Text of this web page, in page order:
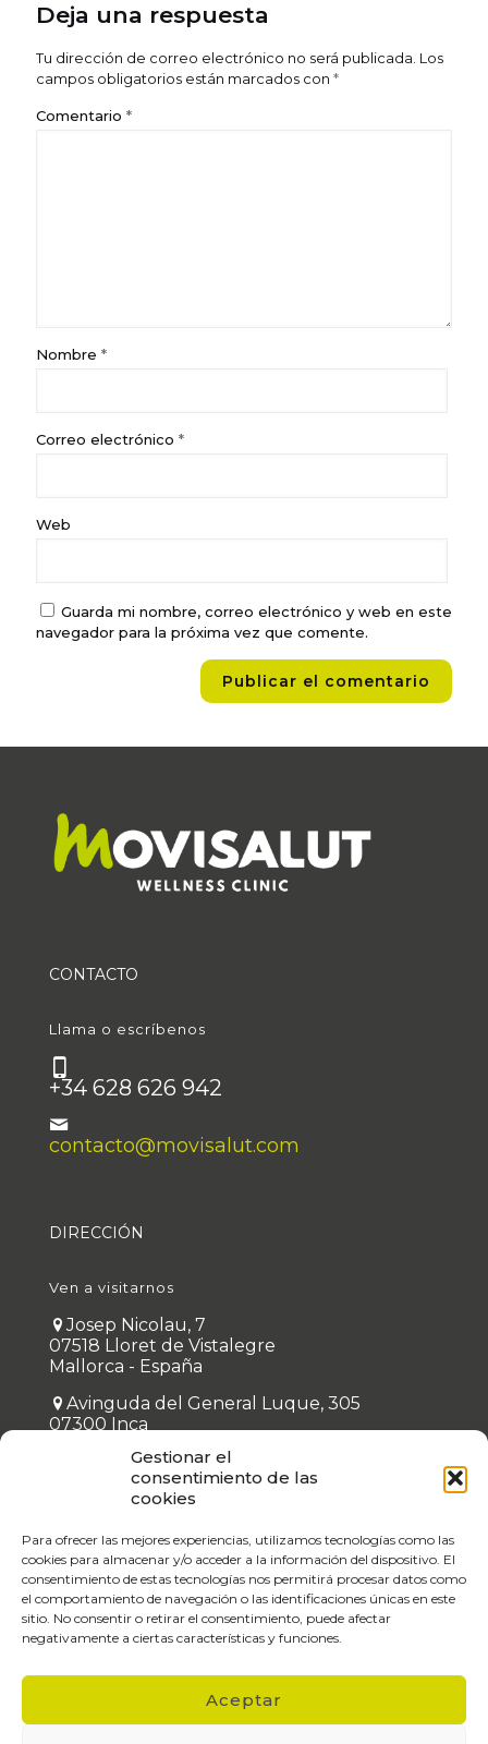
Gestionar el
consentimiento de las
cookies
Para ofrecer las mejores experiencias, utilizamos tecnologías como las
cookies para almacenar y/o acceder a la información del dispositivo. El
consentimiento de estas tecnologías nos permitirá procesar datos como
el comportamiento de navegación o las identificaciones únicas en este
sitio. No consentir o retirar el consentimiento, puede afectar
negativamente a ciertas características y funciones.
Aceptar
Deja una respuesta
Tu dirección de correo electrónico no será publicada. Los
campos obligatorios están marcados con *
Comentario *
Nombre *
Correo electrónico *
Web
Guarda mi nombre, correo electrónico y web en este
navegador para la próxima vez que comente.
CONTACTO
Llama o escríbenos
+34 628 626 942
contacto@movisalut.com
DIRECCIÓN
Ven a visitarnos
Josep Nicolau, 7
07518 Lloret de Vistalegre
Mallorca - España
Avinguda del General Luque, 305
07300 Inca
Empresa colaboradora
Mallorca
gotesport.com